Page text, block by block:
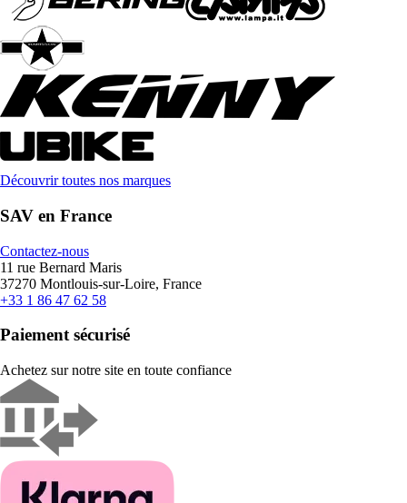
Découvrir toutes nos marques
SAV en France
Contactez-nous
11 rue Bernard Maris
37270 Montlouis-sur-Loire, France
+33 1 86 47 62 58
Paiement sécurisé
Achetez sur notre site en toute confiance